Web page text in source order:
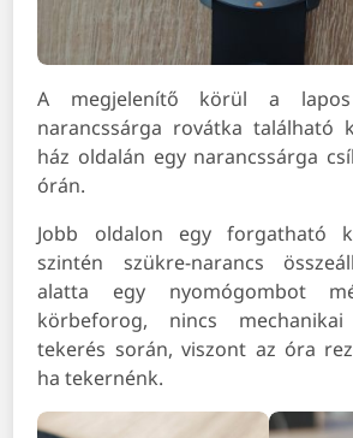
A megjelenítő körül a
narancssárga rovátka található
ház oldalán egy narancssárga
órán.
Jobb oldalon egy forgatható
szintén szükre-narancs
alatta egy nyomógombot
körbeforog, nincs
tekerés során, viszont az óra
ha tekernénk.